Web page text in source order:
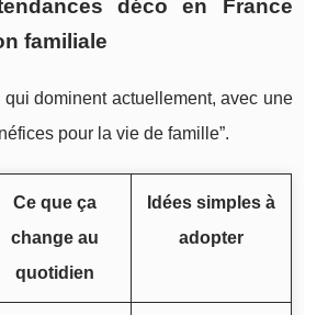
déco en France
familiale
dominent actuellement, avec une
pour la vie de famille”.
Ce que ça
change au
quotidien
Idées simples à
adopter